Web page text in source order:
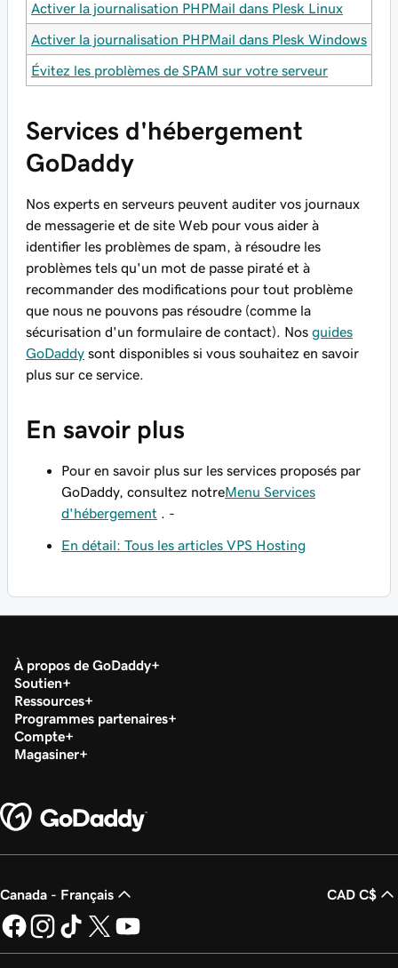
Activer la journalisation PHPMail dans Plesk Linux
Activer la journalisation PHPMail dans Plesk Windows
Évitez les problèmes de SPAM sur votre serveur
Services d'hébergement
GoDaddy
Nos experts en serveurs peuvent auditer vos journaux
de messagerie et de site Web pour vous aider à
identifier les problèmes de spam, à résoudre les
problèmes tels qu'un mot de passe piraté et à
recommander des modifications pour tout problème
que nous ne pouvons pas résoudre (comme la
sécurisation d'un formulaire de contact).
Nos guides
GoDaddy sont disponibles si vous souhaitez en savoir
plus sur ce service.
En savoir plus
Pour en savoir plus sur les services proposés par
GoDaddy, consultez notreMenu Services
d'hébergement . -
En détail: Tous les articles VPS Hosting
À propos de GoDaddy
Soutien
Ressources
Programmes partenaires
Compte
Magasiner
Canada - Français CAD C$